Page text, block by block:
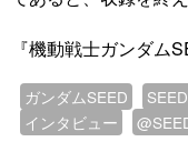
『機動戦士ガンダム
ガンダムSEED
インタビュー